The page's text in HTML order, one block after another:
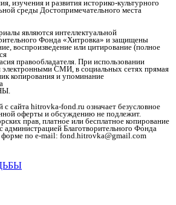
изучения и развития историко-культурного
среды Достопримечательного места
являются интеллектуальной
Фонда «Хитровка» и защищены
воспроизведение или цитирование (полное
правообладателя. При использовании
электронными СМИ, в социальных сетях прямая
копирования и упоминание
сайта hitrovka-fond.ru означает безусловное
оферты и обсуждению не подлежит.
прав, платное или бесплатное копирование
администрацией Благотворительного Фонда
форме по e-mail: fond.hitrovka@gmail.com